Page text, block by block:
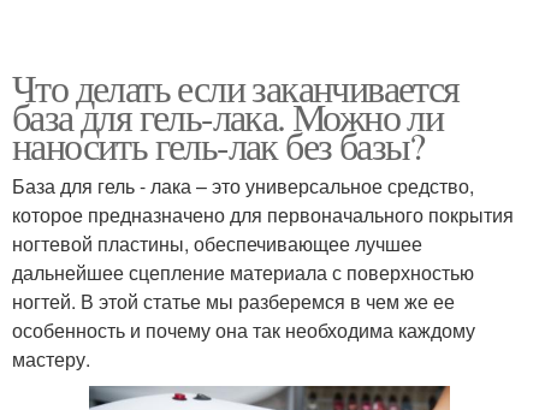
Что делать если заканчивается
база для гель-лака. Можно ли
наносить гель-лак без базы?
База для гель - лака – это универсальное средство,
которое предназначено для первоначального покрытия
ногтевой пластины, обеспечивающее лучшее
дальнейшее сцепление материала с поверхностью
ногтей. В этой статье мы разберемся в чем же ее
особенность и почему она так необходима каждому
мастеру.